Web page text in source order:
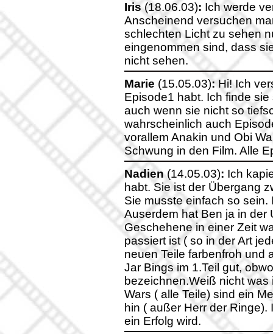
Iris(18.06.03): Ich werde
Anscheinend versuchen
schlechten Licht zu sehen
eingenommen sind, dass
nicht sehen.
Marie (15.05.03): Hi! Ich
Episode1 habt. Ich finde
auch wenn sie nicht so
wahrscheinlich auch
vorallem Anakin und Obi
Schwung in den Film. Alle
Nadien(14.05.03): Ich
habt. Sie ist der Übergang
Sie musste einfach so
Auserdem hat Ben ja in der
Geschehene in einer Zeit
passiert ist ( so in der Art
neuen Teile farbenfroh und
Jar Bings im 1.Teil gut,
bezeichnen.Weiß nicht
Wars ( alle Teile) sind ein
hin ( außer Herr der
ein Erfolg wird.